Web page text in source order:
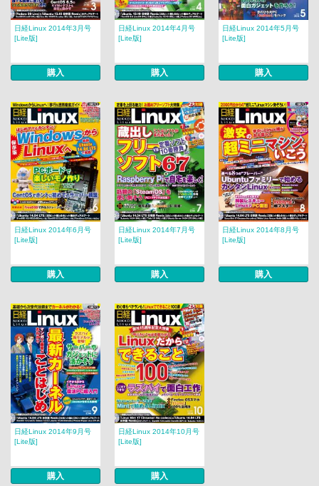
日経Linux 2014年3月号
[Lite版]
購入
日経Linux 2014年4月号
[Lite版]
購入
日経Linux 2014年5月号
[Lite版]
購入
日経Linux 2014年6月号
[Lite版]
購入
日経Linux 2014年7月号
[Lite版]
購入
日経Linux 2014年8月号
[Lite版]
購入
日経Linux 2014年9月号
[Lite版]
購入
日経Linux 2014年10月号
[Lite版]
購入